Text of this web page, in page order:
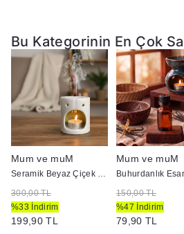
Bu Kategorinin En Çok
Mum ve muM
Seramik Beyaz Çiçek Model Buhurdanlık
300,00 TL
%33 İndirim
199,90 TL
Mum ve muM
150,00 TL
%47 İndirim
79,90 TL